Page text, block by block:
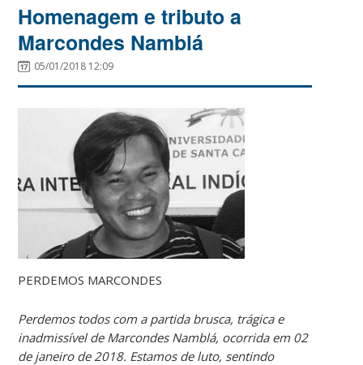
Homenagem e tributo a
Marcondes Namblá
05/01/2018 12:09
PERDEMOS MARCONDES
Perdemos todos com a partida brusca, trágica e
inadmissível de Marcondes Namblá, ocorrida em 02
de janeiro de 2018. Estamos de luto, sentindo